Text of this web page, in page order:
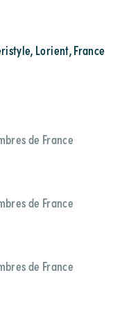
Lorient, France
de France
de France
de France